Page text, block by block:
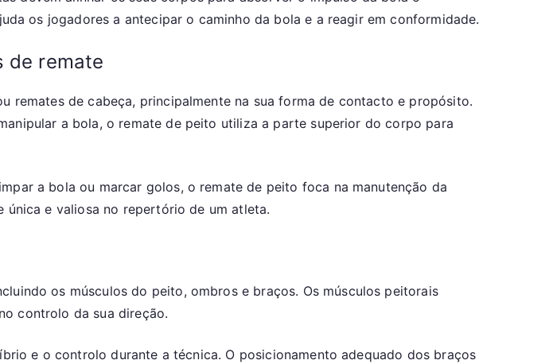
os jogadores a antecipar o caminho da bola e a reagir em conformidade.
de remate
de cabeça, principalmente na sua forma de contacto e propósito.
a bola, o remate de peito utiliza a parte superior do corpo para
a bola ou marcar golos, o remate de peito foca na manutenção da
única e valiosa no repertório de um atleta.
os músculos do peito, ombros e braços. Os músculos peitorais
controlo da sua direção.
e o controlo durante a técnica. O posicionamento adequado dos braços